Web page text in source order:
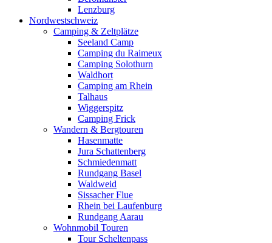
Lenzburg
Nordwestschweiz
Camping & Zeltplätze
Seeland Camp
Camping du Raimeux
Camping Solothurn
Waldhort
Camping am Rhein
Talhaus
Wiggerspitz
Camping Frick
Wandern & Bergtouren
Hasenmatte
Jura Schattenberg
Schmiedenmatt
Rundgang Basel
Waldweid
Sissacher Flue
Rhein bei Laufenburg
Rundgang Aarau
Wohnmobil Touren
Tour Scheltenpass